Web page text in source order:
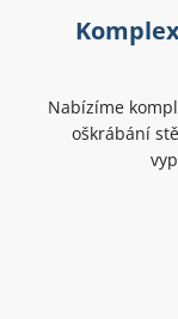
Nabízíme
oškrábání